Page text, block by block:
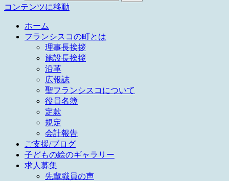
コンテンツに移動
ホーム
フランシスコの町とは
理事長挨拶
施設長挨拶
沿革
広報誌
聖フランシスコについて
役員名簿
定款
規定
会計報告
ご支援/ブログ
子どもの絵のギャラリー
求人募集
先輩職員の声